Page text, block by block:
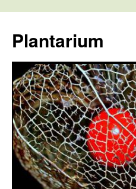
tartalomba
Plantarium